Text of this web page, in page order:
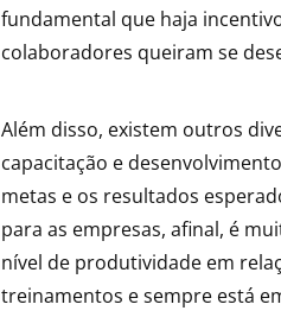
fundamental que haja
colaboradores queiram se
Além disso, existem outros
capacitação e
metas e os resultados
para as empresas, afinal, é
nível de produtividade em
treinamentos e sempre está